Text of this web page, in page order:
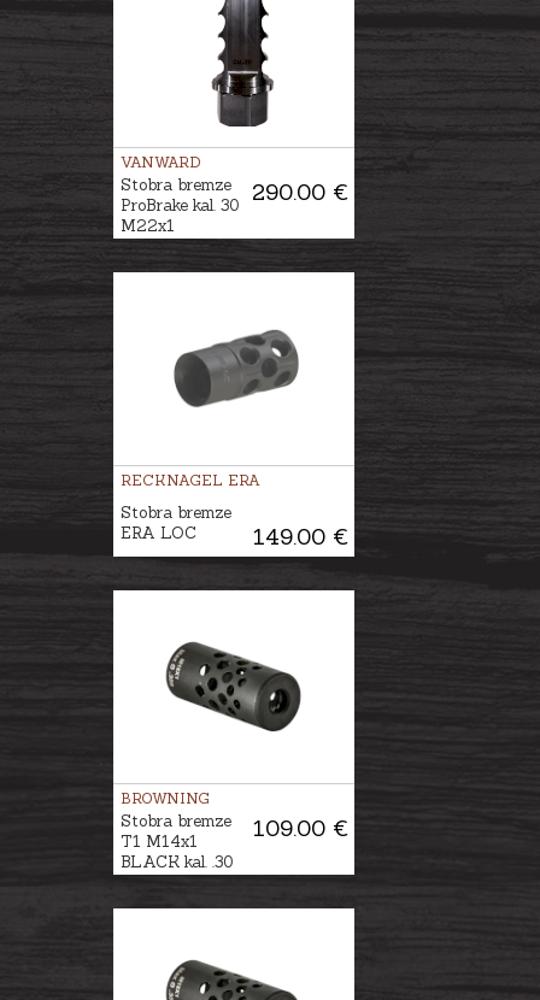
VANWARD
290.00 €
Stobra bremze
ProBrake kal. 30
M22x1
RECKNAGEL ERA
149.00 €
Stobra bremze
ERA LOC
BROWNING
109.00 €
Stobra bremze
T1 M14x1
BLACK kal. .30